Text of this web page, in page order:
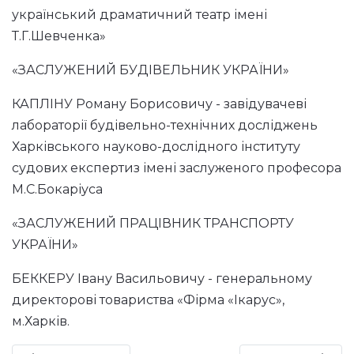
український драматичний театр імені
Т.Г.Шевченка»
«ЗАСЛУЖЕНИЙ БУДІВЕЛЬНИК УКРАЇНИ»
КАПЛІНУ Роману Борисовичу - завідувачеві
лабораторії будівельно-технічних досліджень
Харківського науково-дослідного інституту
судових експертиз імені заслуженого професора
М.С.Бокаріуса
«ЗАСЛУЖЕНИЙ ПРАЦІВНИК ТРАНСПОРТУ
УКРАЇНИ»
БЕККЕРУ Івану Васильовичу - генеральному
директорові товариства «Фірма «Ікарус»,
м.Харків.